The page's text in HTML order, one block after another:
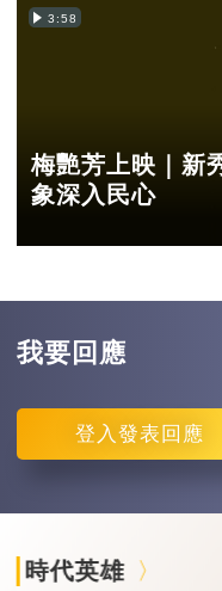
3:58
梅艷芳上映｜新
象深入民心
我要回應
登入 發表回應
時代英雄